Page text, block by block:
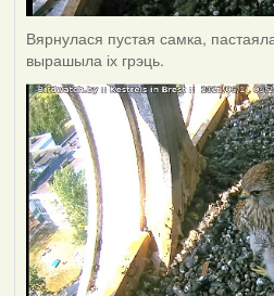
Вярнулася пустая самка,
вырашыла іх грэць.